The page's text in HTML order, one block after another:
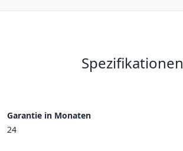
Spezifikationen
Garantie in Monaten
24